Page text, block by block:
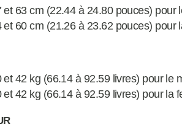
et 63 cm (22.44 à 24.80 pouces) pour
et 60 cm (21.26 à 23.62 pouces) pour
et 42 kg (66.14 à 92.59 livres) pour le
et 42 kg (66.14 à 92.59 livres) pour la